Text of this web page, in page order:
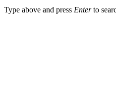
Type above and press Enterto